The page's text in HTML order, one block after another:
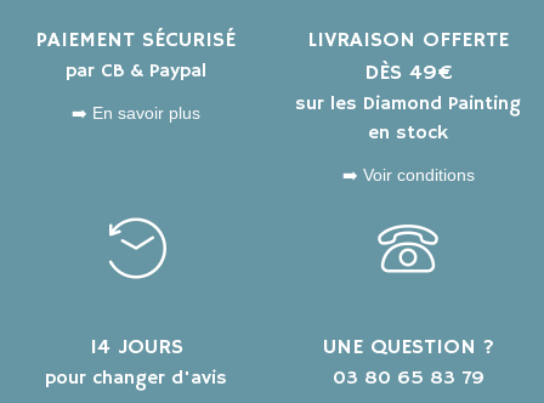
PAIEMENT SÉCURISÉ
par CB & Paypal
➡️ En savoir plus
LIVRAISON OFFERTE
DÈS 49€
sur les Diamond Painting
en stock
➡️ Voir conditions
14 JOURS
pour changer d'avis
UNE QUESTION ?
03 80 65 83 79